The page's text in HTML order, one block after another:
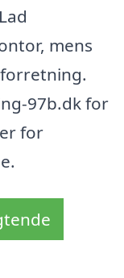
mens
97b.dk for
for